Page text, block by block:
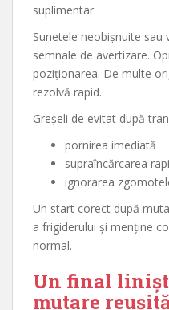
suplimentar.
Sunetele neobișnuite sau
semnale de avertizare.
poziționarea. De multe
rezolvă rapid.
Greșeli de evitat după
pornirea imediată
supraîncărcarea
ignorarea
Un start corect după
a frigiderului și menține
normal.
Un final
mutare